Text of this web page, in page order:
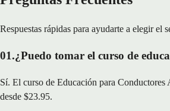
Respuestas rápidas para ayudarte a elegir el
01.¿Puedo tomar el curso de
Sí. El curso de Educación para
desde $23.95.